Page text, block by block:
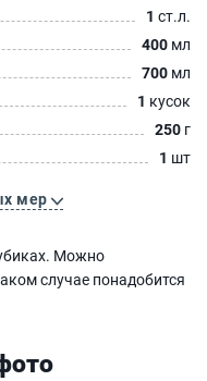
1 ст.л.
400 мл
700 мл
1 кусок
250 г
1 шт
мер
Можно
случае понадобится